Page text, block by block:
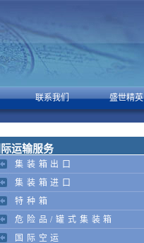
联系我们 盛世精英
际运输服务
集装箱出口
集装箱进口
特种箱
危险品/罐式集装箱
国际空运